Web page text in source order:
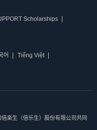
Scholarships
어
Tiếng Việt
楽生（倍乐生）股份有限公司共同